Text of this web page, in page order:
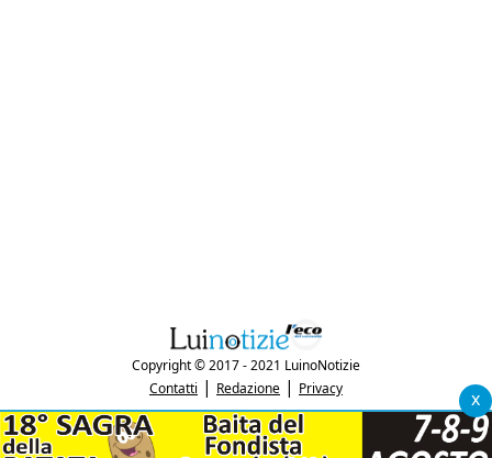
x
Copyright © 2017 - 2021 LuinoNotizie
Contatti | Redazione | Privacy
"Luinonotizie.it è una testata giornalistica iscritta al Registro Stampa del
tribunale di Varese al n. 5/2017 in data 29/6/2017"